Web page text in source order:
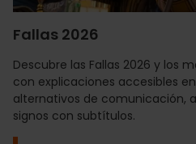
Fallas 2026
Descubre las Fallas 2026 y los
con explicaciones accesibles
alternativos de comunicación,
signos con subtítulos.